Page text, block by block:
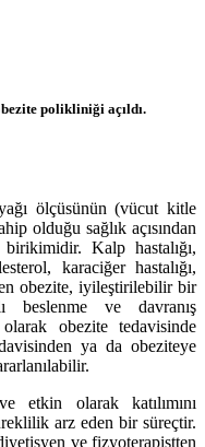
polikliniği açıldı.
ölçüsünün (vücut kitle
olduğu sağlık açısından
Kalp hastalığı,
karaciğer hastalığı,
obezite, iyileştirilebilir bir
beslenme ve davranış
obezite tedavisinde
ya da obeziteye
etkin olarak katılımını
arz eden bir süreçtir.
ve fizyoterapistten